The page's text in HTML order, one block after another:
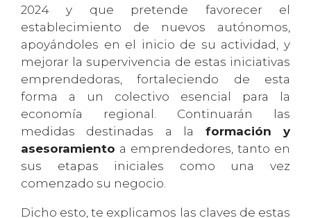
2024 y que pretende favorecer el
establecimiento de nuevos autónomos,
apoyándoles en el inicio de su actividad, y
mejorar la supervivencia de estas iniciativas
emprendedoras, fortaleciendo de esta
forma a un colectivo esencial para la
economía regional. Continuarán las
medidas destinadas a la formación y
asesoramiento a emprendedores, tanto en
sus etapas iniciales como una vez
comenzado su negocio.
Dicho esto, te explicamos las claves de estas